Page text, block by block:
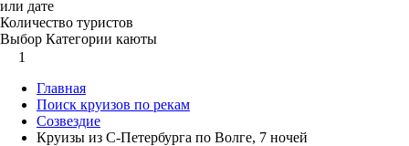
или дате
Количество туристов
Выбор Категории каюты
1
Главная
Поиск круизов по рекам
Созвездие
Круизы из С-Петербурга по Волге, 7 ночей